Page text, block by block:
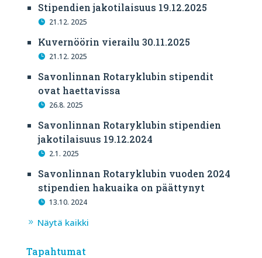
Stipendien jakotilaisuus 19.12.2025
21.12. 2025
Kuvernöörin vierailu 30.11.2025
21.12. 2025
Savonlinnan Rotaryklubin stipendit
ovat haettavissa
26.8. 2025
Savonlinnan Rotaryklubin stipendien
jakotilaisuus 19.12.2024
2.1. 2025
Savonlinnan Rotaryklubin vuoden 2024
stipendien hakuaika on päättynyt
13.10. 2024
Näytä kaikki
Tapahtumat